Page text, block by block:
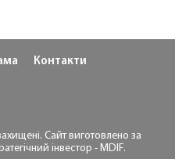
Контакти
Сайт виготовлено за
інвестор - MDIF.